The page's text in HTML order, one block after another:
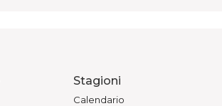
Stagioni
Calendario